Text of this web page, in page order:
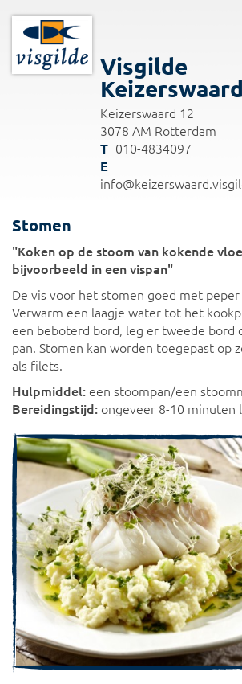
Visgilde
Keizerswaard
Keizerswaard 12
3078 AM Rotterdam
010-4834097
Stomen
"Koken op de stoom van kokende
bijvoorbeeld in een vispan"
De vis voor het stomen goed met
Verwarm een laagje water tot het
een beboterd bord, leg er tweede bord
pan. Stomen kan worden toegepast op
als filets.
Hulpmiddel: een stoompan/een
Bereidingstijd: ongeveer 8-10 minuten